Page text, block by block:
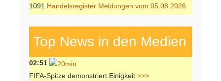
1091 Handelsregister Meldungen vom 05.08.2026
Top News in den Medien
02:51
FIFA-Spitze demonstriert Einigkeit >>>